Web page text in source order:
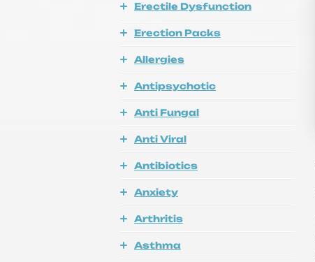
Erectile Dysfunction
Erection Packs
Allergies
Antipsychotic
Anti Fungal
Anti Viral
Antibiotics
Anxiety
Arthritis
Asthma